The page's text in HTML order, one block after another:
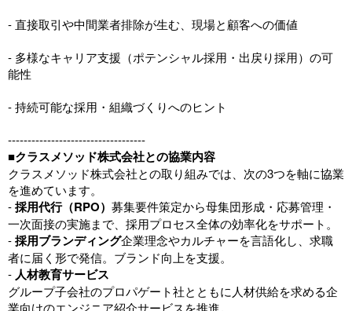
- 直接取引や中間業者排除が生む、現場と顧客への価値
- 多様なキャリア支援（ポテンシャル採用・出戻り採用）の可
能性
- 持続可能な採用・組織づくりへのヒント
-----------------------------------
■クラスメソッド株式会社との協業内容
クラスメソッド株式会社との取り組みでは、次の3つを軸に協業
を進めています。
-採用代行（RPO） 募集要件策定から母集団形成・応募管理・
一次面接の実施まで、採用プロセス全体の効率化をサポート。
-採用ブランディング企業理念やカルチャーを言語化し、求職
者に届く形で発信。ブランド向上を支援。
- 人材教育サービス
グループ子会社のプロパゲート社とともに人材供給を求める企
業向けのエンジニア紹介サービスを推進。